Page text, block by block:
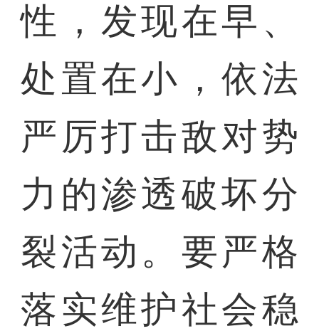
性，发现在早、
处置在小，依法
严厉打击敌对势
力的渗透破坏分
裂活动。要严格
落实维护社会稳